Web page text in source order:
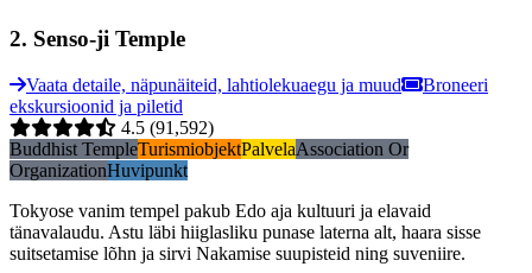
2. Senso-ji Temple
Vaata detaile, näpunäiteid, lahtiolekuaegu ja muud
Broneeri
ekskursioonid ja piletid
4.5 (91,592)
Buddhist TempleTurismiobjektPalvelaAssociation Or
OrganizationHuvipunkt
Tokyose vanim tempel pakub Edo aja kultuuri ja elavaid
tänavalaudu. Astu läbi hiiglasliku punase laterna alt, haara sisse
suitsetamise lõhn ja sirvi Nakamise suupisteid ning suveniire.